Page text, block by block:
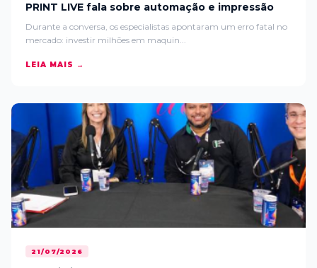
PRINT LIVE fala sobre automação e impressão
Durante a conversa, os especialistas apontaram um erro fatal no
mercado: investir milhões em maquin...
LEIA MAIS →
21/07/2026